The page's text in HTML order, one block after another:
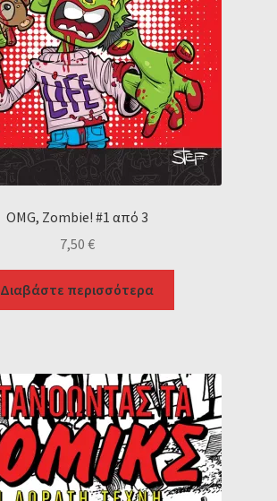
OMG, Zombie! #1 από 3
7,50 €
Διαβάστε περισσότερα